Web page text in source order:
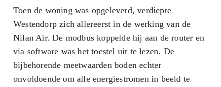
Toen de woning was opgeleverd, verdiepte
Westendorp zich allereerst in de werking van de
Nilan Air. De modbus koppelde hij aan de router en
via software was het toestel uit te lezen. De
bijbehorende meetwaarden boden echter
onvoldoende om alle energiestromen in beeld te